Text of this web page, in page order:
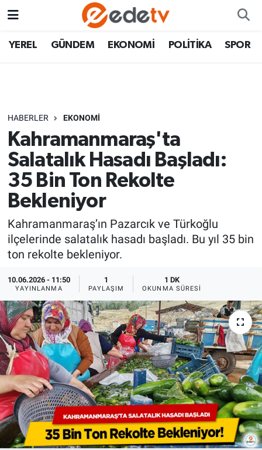
YEREL GÜNDEM EKONOMİ POLİTİKA SPOR
HABERLER EKONOMİ
Kahramanmaraş'ta
Salatalık Hasadı Başladı:
35 Bin Ton Rekolte
Bekleniyor
Kahramanmaraş’ın Pazarcık ve Türkoğlu
ilçelerinde salatalık hasadı başladı. Bu yıl 35 bin
ton rekolte bekleniyor.
10.06.2026 - 11:50
YAYINLANMA
1
PAYLAŞIM
1 DK
OKUNMA SÜRESI